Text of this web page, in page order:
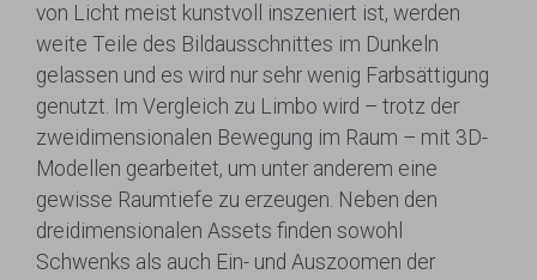
von Licht meist kunstvoll inszeniert ist, werden
weite Teile des Bildausschnittes im Dunkeln
gelassen und es wird nur sehr wenig Farbsättigung
genutzt. Im Vergleich zu Limbo wird – trotz der
zweidimensionalen Bewegung im Raum – mit 3D-
Modellen gearbeitet, um unter anderem eine
gewisse Raumtiefe zu erzeugen. Neben den
dreidimensionalen Assets finden sowohl
Schwenks als auch Ein- und Auszoomen der